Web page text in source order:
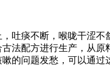
吐痰不断，喉咙干涩
法配方进行生产，从
的问题发愁，可以通过